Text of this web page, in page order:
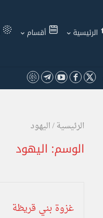
الرئيسية أقسام
الرئيسية/اليهود
الوسم: اليهود
غزوة بني قريظة